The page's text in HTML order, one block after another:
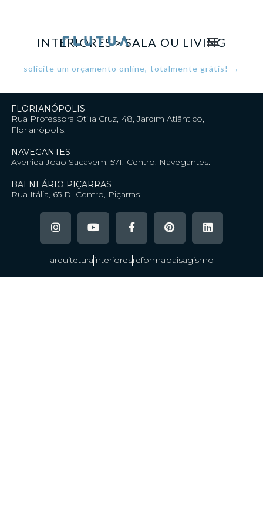
INTERIORES > SALA OU LIVING
solicite um orçamento online, totalmente grátis! →
FLORIANÓPOLIS
Rua Professora Otília Cruz, 48, Jardim Atlântico,
Florianópolis.
NAVEGANTES
Avenida João Sacavem, 571, Centro, Navegantes.
BALNEÁRIO PIÇARRAS
Rua Itália, 65 D, Centro, Piçarras
arquiteturainterioresreformapaisagismo